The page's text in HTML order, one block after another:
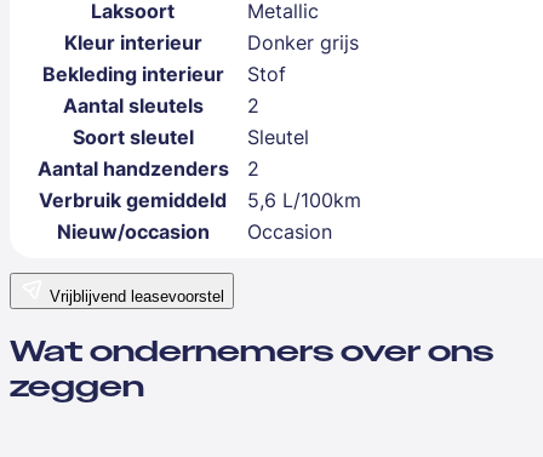
Laksoort
Metallic
Kleur interieur
Donker grijs
Bekleding interieur
Stof
Aantal sleutels
2
Soort sleutel
Sleutel
Aantal handzenders
2
Verbruik gemiddeld
5,6 L/100km
Nieuw/occasion
Occasion
Vrijblijvend leasevoorstel
Wat ondernemers over ons
zeggen